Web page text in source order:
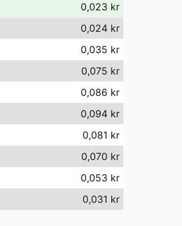
0,023 kr
0,024 kr
0,035 kr
0,075 kr
0,086 kr
0,094 kr
0,081 kr
0,070 kr
0,053 kr
0,031 kr